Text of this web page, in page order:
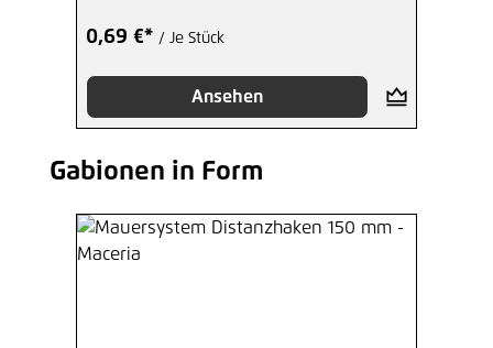
0,69 €* / Je Stück
Ansehen
Produktgalerie überspringen
Gabionen in Form